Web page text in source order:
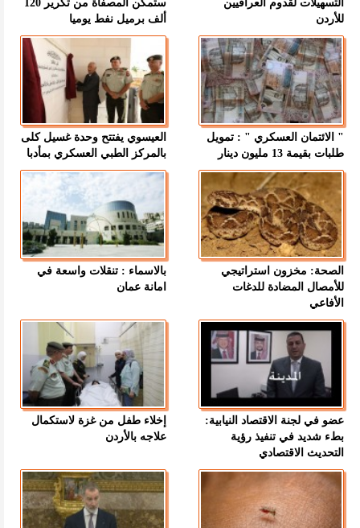
التسهيلات لقدوم العراقيين
للأردن
ستمكن المصفاة من تكرير 120
ألف برميل نفط يوميا
" الائتمان العسكري " : تمويل
طلبات بقيمة 13 مليون دينار
العيسوي يفتتح وحدة غسيل كلى
بالمركز الطبي العسكري بمأدبا
الصحة: مخزون استراتيجي
للأمصال المضادة للدغات
الأفاعي
بالاسماء : تنقلات واسعة في
امانة عمان
عضو في لجنة الاقتصاد النيابية:
بطء شديد في تنفيذ رؤية
التحديث الاقتصادي
إخلاء طفل من غزة لاستكمال
علاجه بالأردن